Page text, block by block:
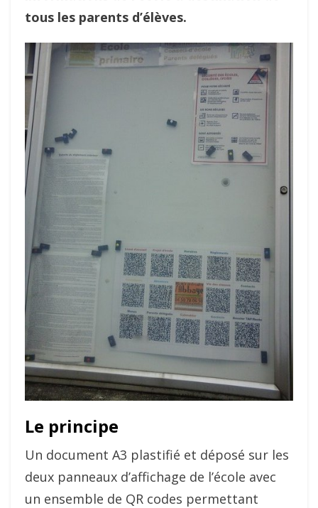
tous les parents d’élèves.
Le principe
Un document A3 plastifié et déposé sur les
deux panneaux d’affichage de l’école avec
un ensemble de QR codes permettant